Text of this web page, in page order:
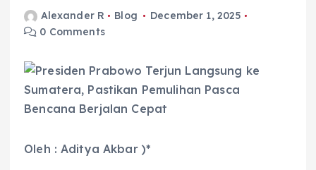
Alexander R Blog
December 1, 2025
0 Comments
Oleh : Aditya Akbar )*